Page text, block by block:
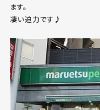
ます。
凄い迫力です♪